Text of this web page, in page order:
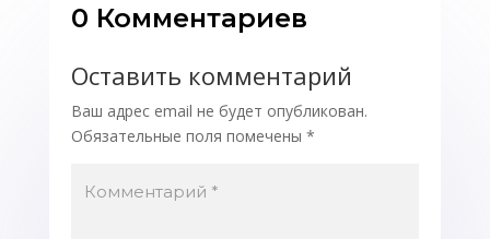
0 Комментариев
Оставить комментарий
Ваш адрес email не будет опубликован.
Обязательные поля помечены *